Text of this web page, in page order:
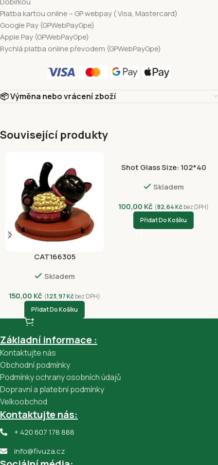
Platba kartou online – GP webpay ( Visa, Mastercard)
Google Pay (GPWebPayGpe)
Apple Pay (GPWebPayGpe)
Rychlá platba online převodem (GPWebPayGpe)
📦 Výměna nebo vrácení zboží
Související produkty
CAT166305
Skladem
150,00 Kč (123,97Kčbez DPH)
Přidat Do Košíku
Shot Glass Size: 102*40
Skladem
100,00 Kč (82,64Kčbez DPH)
Přidat Do Košíku
Základní informace :
Kontaktujte nás
Obchodní podmínky
Podmínky ochrany osobních údajů
Dopravní a platební podmínky
Velkoobchod
Kontaktujte nás:
+ 420 607 178 888
info@fivuza.cz